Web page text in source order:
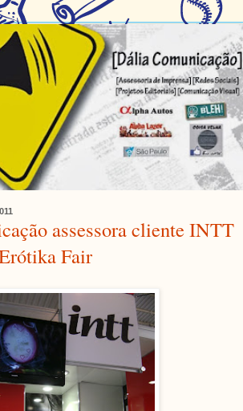
assessora cliente INTT
Fair